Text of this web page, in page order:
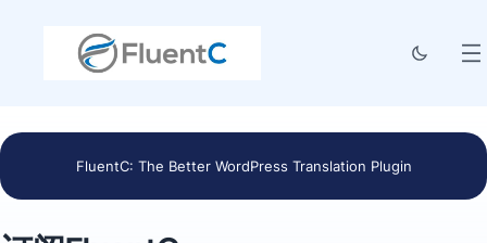
FluentC: The Better WordPress Translation Plugin